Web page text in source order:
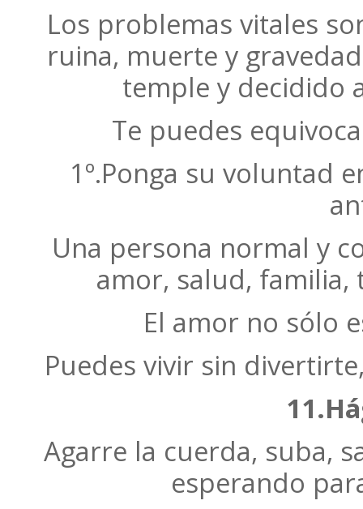
Los problemas vitales
ruina, muerte y
temple y decidido
Te puedes
1º.Ponga su voluntad
Una persona normal y
amor, salud, familia,
El amor no sólo
Puedes vivir sin
Agarre la cuerda, suba,
esperando